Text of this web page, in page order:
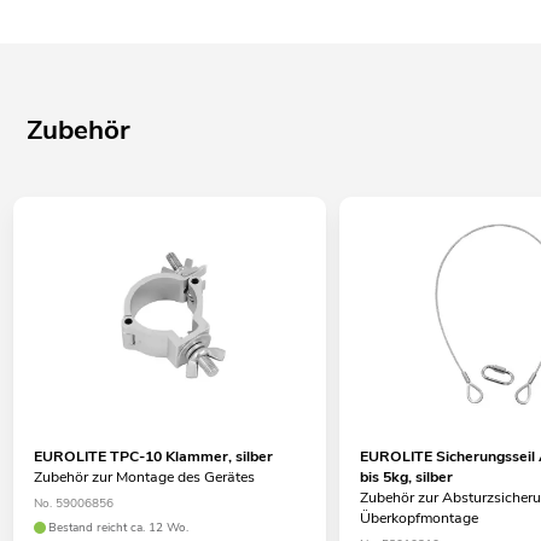
Zubehör
EUROLITE TPC-10 Klammer, silber
Zubehör zur Montage des Gerätes
No. 59006856
Bestand reicht ca. 12 Wo.
EUROLITE
bis 5kg, silber
Zubehör zur
Überkopfmontage